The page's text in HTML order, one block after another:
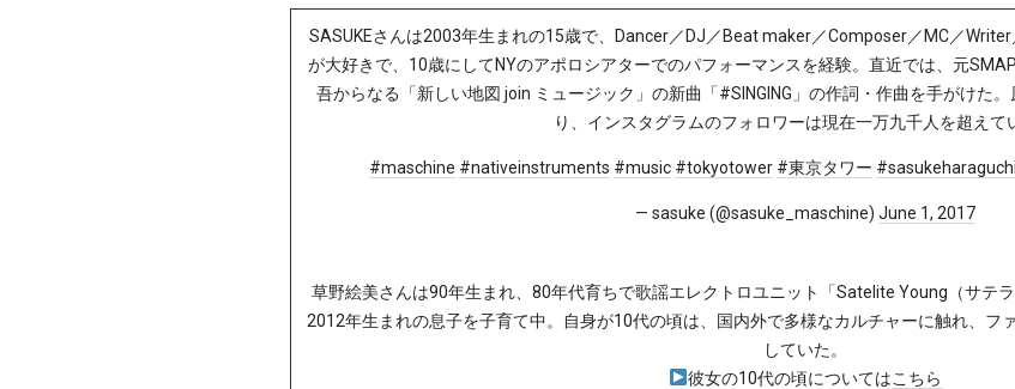
SASUKEさんは2003年生まれの15歳で、Dancer／DJ／Beat maker／Composer／MC／
が大好きで、10歳にしてNYのアポロシアターでのパフォーマンスを経験。直近では、元
吾からなる「新しい地図 join ミュージック」の新曲「#SINGING」の作詞・作曲を手がけた
り、インスタグラムのフォロワーは現在一万九千人を超えて
#maschine #nativeinstruments #music #tokyotower #東京タワー #sasukeharaguchi
— sasuke (@sasuke_maschine) June 1, 2017
草野絵美さんは90年生まれ、80年代育ちで歌謡エレクトロユニット「Satelite Young（サテ
2012年生まれの息子を子育て中。自身が10代の頃は、国内外で多様なカルチャーに触れ、フ
していた。
彼女の10代の頃についてはこちら